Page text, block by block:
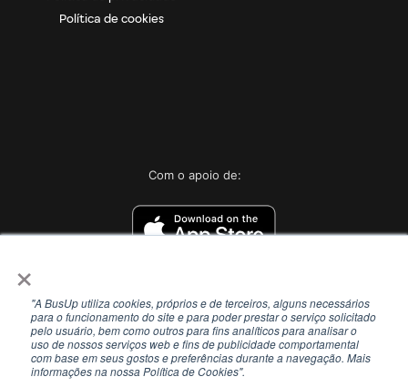
×
"A BusUp utiliza cookies, próprios e de terceiros, alguns necessários
para o funcionamento do site e para poder prestar o serviço solicitado
pelo usuário, bem como outros para fins analíticos para analisar o
uso de nossos serviços web e fins de publicidade comportamental
com base em seus gostos e preferências durante a navegação. Mais
informações na nossa Política de Cookies".
Política de cookies
Com o apoio de: